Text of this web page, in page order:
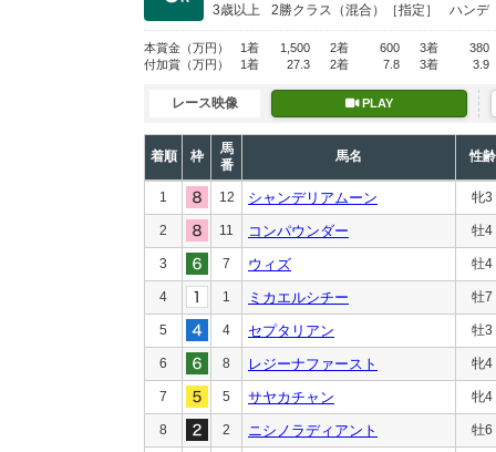
3歳以上 2勝クラス （混合）［指定］ ハンデ
本賞金 （万円） 1着 1,500 2着 600 3着
380
付加賞 （万円） 1着 27.3 2着 7.8 3着 3.9
レース映像 PLAY
着順 枠
馬
番
馬名 性齢
1 12 シャンデリアムーン 牝3
2 11 コンパウンダー 牡4
3 7 ウィズ 牡4
4 1 ミカエルシチー 牡7
5 4 セプタリアン 牡3
6 8 レジーナファースト 牝4
7 5 サヤカチャン 牝4
8 2 ニシノラディアント 牡6